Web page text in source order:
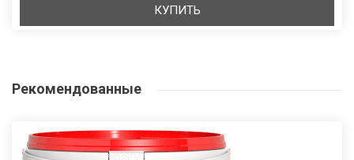
КУПИТЬ
Рекомендованные